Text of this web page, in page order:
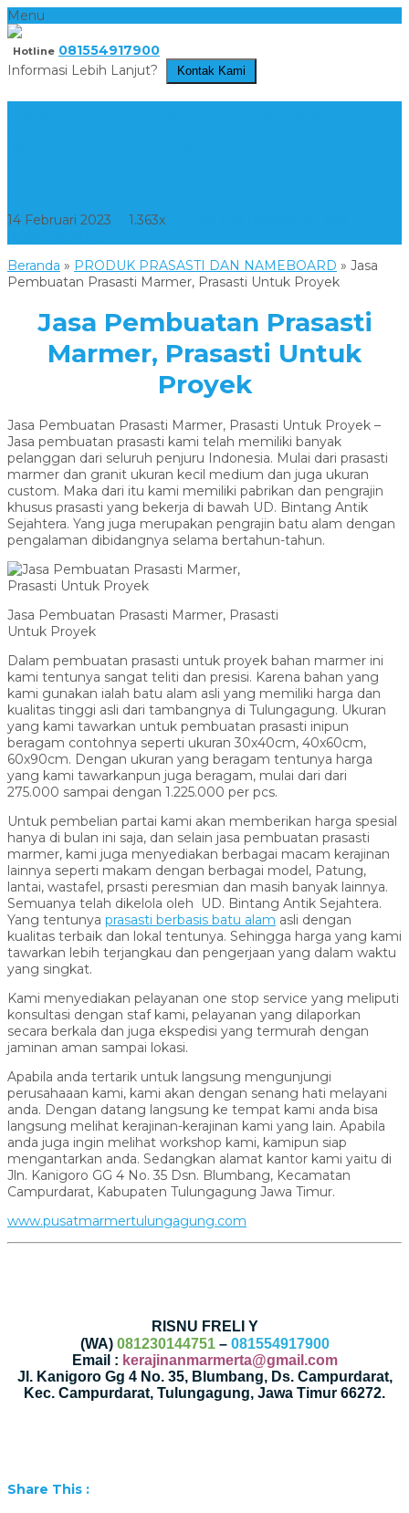
Menu
Hotline 081554917900
Informasi Lebih Lanjut?
Kontak Kami
14 Februari 2023 1.363x
Beranda » PRODUK PRASASTI DAN NAMEBOARD » Jasa
Pembuatan Prasasti Marmer, Prasasti Untuk Proyek
Jasa Pembuatan Prasasti
Marmer, Prasasti Untuk
Proyek
Jasa Pembuatan Prasasti Marmer, Prasasti Untuk Proyek –
Jasa pembuatan prasasti kami telah memiliki banyak
pelanggan dari seluruh penjuru Indonesia. Mulai dari prasasti
marmer dan granit ukuran kecil medium dan juga ukuran
custom. Maka dari itu kami memiliki pabrikan dan pengrajin
khusus prasasti yang bekerja di bawah UD. Bintang Antik
Sejahtera. Yang juga merupakan pengrajin batu alam dengan
pengalaman dibidangnya selama bertahun-tahun.
Jasa Pembuatan Prasasti Marmer, Prasasti
Untuk Proyek
Dalam pembuatan prasasti untuk proyek bahan marmer ini
kami tentunya sangat teliti dan presisi. Karena bahan yang
kami gunakan ialah batu alam asli yang memiliki harga dan
kualitas tinggi asli dari tambangnya di Tulungagung. Ukuran
yang kami tawarkan untuk pembuatan prasasti inipun
beragam contohnya seperti ukuran 30x40cm, 40x60cm,
60x90cm. Dengan ukuran yang beragam tentunya harga
yang kami tawarkanpun juga beragam, mulai dari dari
275.000 sampai dengan 1.225.000 per pcs.
Untuk pembelian partai kami akan memberikan harga spesial
hanya di bulan ini saja, dan selain jasa pembuatan prasasti
marmer, kami juga menyediakan berbagai macam kerajinan
lainnya seperti makam dengan berbagai model, Patung,
lantai, wastafel, prsasti peresmian dan masih banyak lainnya.
Semuanya telah dikelola oleh UD. Bintang Antik Sejahtera.
Yang tentunya prasasti berbasis batu alam asli dengan
kualitas terbaik dan lokal tentunya. Sehingga harga yang kami
tawarkan lebih terjangkau dan pengerjaan yang dalam waktu
yang singkat.
Kami menyediakan pelayanan one stop service yang meliputi
konsultasi dengan staf kami, pelayanan yang dilaporkan
secara berkala dan juga ekspedisi yang termurah dengan
jaminan aman sampai lokasi.
Apabila anda tertarik untuk langsung mengunjungi
perusahaaan kami, kami akan dengan senang hati melayani
anda. Dengan datang langsung ke tempat kami anda bisa
langsung melihat kerajinan-kerajinan kami yang lain. Apabila
anda juga ingin melihat workshop kami, kamipun siap
mengantarkan anda. Sedangkan alamat kantor kami yaitu di
Jln. Kanigoro GG 4 No. 35 Dsn. Blumbang, Kecamatan
Campurdarat, Kabupaten Tulungagung Jawa Timur.
www.pusatmarmertulungagung.com
RISNU FRELI Y
(WA) 081230144751– 081554917900
Email : kerajinanmarmerta@gmail.com
Jl. Kanigoro Gg 4 No. 35, Blumbang, Ds. Campurdarat,
Kec. Campurdarat, Tulungagung, Jawa Timur 66272.
Share This :